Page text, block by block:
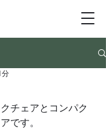
分
チェアとコンパク
です。